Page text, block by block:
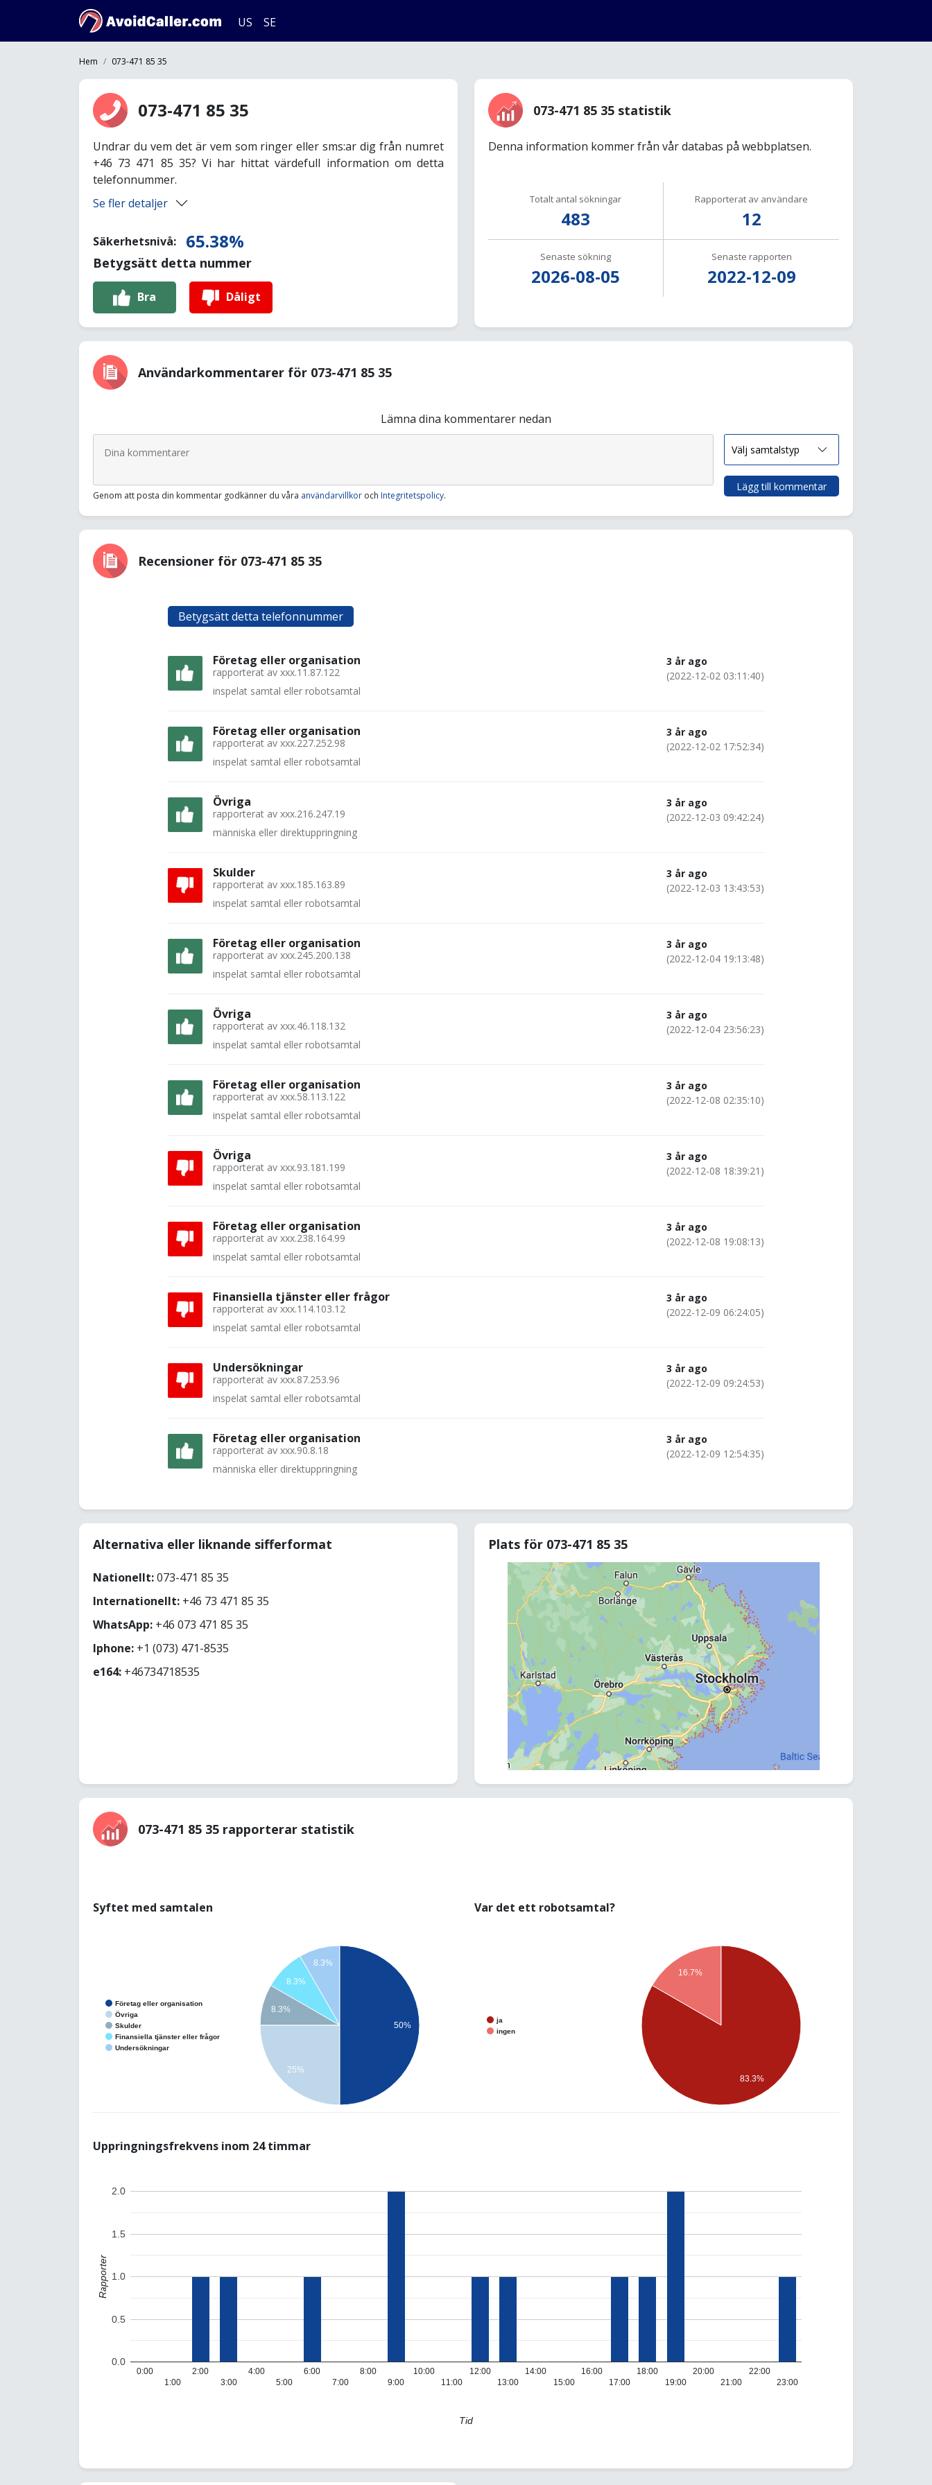
US SE
Hem 073-471 85 35
073-471 85 35
Undrar du vem det är vem som ringer eller sms:ar dig från numret
+46 73 471 85 35? Vi har hittat värdefull information om detta
telefonnummer.
Se fler detaljer
Säkerhetsnivå: 65.38%
Betygsätt detta nummer
Bra Dåligt
073-471 85 35 statistik
Denna information kommer från vår databas på webbplatsen.
Totalt antal sökningar
483
Rapporterat av användare
12
Senaste sökning
2026-08-05
Senaste rapporten
2022-12-09
Användarkommentarer för 073-471 85 35
Lämna dina kommentarer nedan
Genom att posta din kommentar godkänner du våra användarvillkor och Integritetspolicy.
Lägg till kommentar
Recensioner för 073-471 85 35
Betygsätt detta telefonnummer
Företag eller organisation
rapporterat av xxx.11.87.122
inspelat samtal eller robotsamtal
3 år ago
(2022-12-02 03:11:40)
Företag eller organisation
rapporterat av xxx.227.252.98
inspelat samtal eller robotsamtal
3 år ago
(2022-12-02 17:52:34)
Övriga
rapporterat av xxx.216.247.19
människa eller direktuppringning
3 år ago
(2022-12-03 09:42:24)
Skulder
rapporterat av xxx.185.163.89
inspelat samtal eller robotsamtal
3 år ago
(2022-12-03 13:43:53)
Företag eller organisation
rapporterat av xxx.245.200.138
inspelat samtal eller robotsamtal
3 år ago
(2022-12-04 19:13:48)
Övriga
rapporterat av xxx.46.118.132
inspelat samtal eller robotsamtal
3 år ago
(2022-12-04 23:56:23)
Företag eller organisation
rapporterat av xxx.58.113.122
inspelat samtal eller robotsamtal
3 år ago
(2022-12-08 02:35:10)
Övriga
rapporterat av xxx.93.181.199
inspelat samtal eller robotsamtal
3 år ago
(2022-12-08 18:39:21)
Företag eller organisation
rapporterat av xxx.238.164.99
inspelat samtal eller robotsamtal
3 år ago
(2022-12-08 19:08:13)
Finansiella tjänster eller frågor
rapporterat av xxx.114.103.12
inspelat samtal eller robotsamtal
3 år ago
(2022-12-09 06:24:05)
Undersökningar
rapporterat av xxx.87.253.96
inspelat samtal eller robotsamtal
3 år ago
(2022-12-09 09:24:53)
Företag eller organisation
rapporterat av xxx.90.8.18
människa eller direktuppringning
3 år ago
(2022-12-09 12:54:35)
Alternativa eller liknande sifferformat
Nationellt:073-471 85 35
Internationellt: +46 73 471 85 35
WhatsApp: +46 073 471 85 35
Iphone: +1 (073) 471-8535
e164: +46734718535
Plats för 073-471 85 35
073-471 85 35 rapporterar statistik
Syftet med samtalen
Företag eller organisation
Övriga
Skulder
Finansiella tjänster eller frågor
Undersökningar
8.3%
8.3%
8.3%
25%
50%
Var det ett robotsamtal?
ja
ingen
16.7%
83.3%
Uppringningsfrekvens inom 24 timmar
0:00
1:00
2:00
3:00
4:00
5:00
6:00
7:00
8:00
9:00
10:00
11:00
12:00
13:00
14:00
15:00
16:00
17:00
18:00
19:00
20:00
21:00
22:00
23:00
0.0
0.5
1.0
1.5
2.0
Tid
Rapporter